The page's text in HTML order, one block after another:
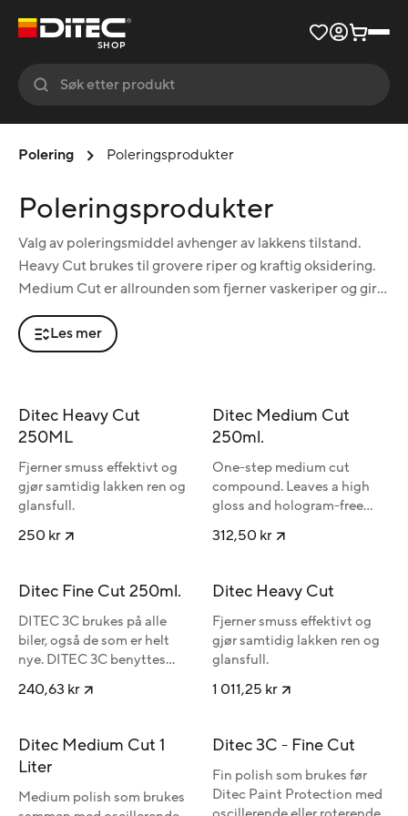
SHOP
Polering Poleringsprodukter
Poleringsprodukter
Valg av poleringsmiddel avhenger av lakkens tilstand.
Heavy Cut brukes til grovere riper og kraftig oksidering.
Medium Cut er allrounden som fjerner vaskeriper og gir
høy glans i ett trinn. Fine Cut brukes til etterbehandling
og fjerning av hologrammer etter grovere polering. Her
finner du Ditecs eget cut-system i 250 ml og 1 liter, clay
for å holde putene i god stand gjennom hele jobben.
Les mer
Ditec Heavy Cut
250ML
Fjerner smuss effektivt og
gjør samtidig lakken ren og
glansfull.
250 kr
Ditec Medium Cut
250ml.
One-step medium cut
compound. Leaves a high
gloss and hologram-free
both rotating and DA-
312,50 kr
Ditec Fine Cut 250ml.
DITEC 3C brukes på alle
biler, også de som er helt
nye. DITEC 3C benyttes
grovere lakkrens (for
Cut) på klargjøring til en
DITEC Lakkbeskyttelse.
DITEC 3C er et perfekt
lakkrensprodukt for å dempe
240,63 kr
Ditec Heavy Cut
Fjerner smuss effektivt og
gjør samtidig lakken ren og
glansfull.
1 011,25 kr
Ditec Medium Cut 1
Liter
Medium polish som brukes
Ditec 3C - Fine Cut
Fin polish som brukes før
Ditec Paint Protection med